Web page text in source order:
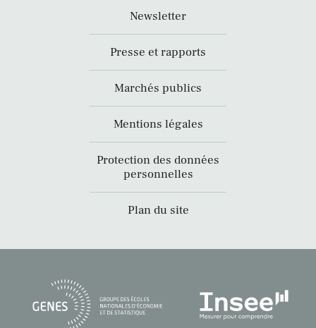
Newsletter
Presse et rapports
Marchés publics
Mentions légales
Protection des données
personnelles
Plan du site